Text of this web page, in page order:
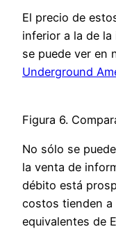
El precio de
inferior a la de
se puede ver en
Underground
Figura 6.
No sólo se
la venta de
débito está
costos tienden a
equivalentes de